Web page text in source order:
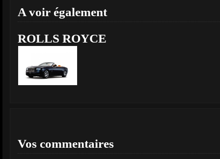
A voir également
ROLLS ROYCE
Vos commentaires